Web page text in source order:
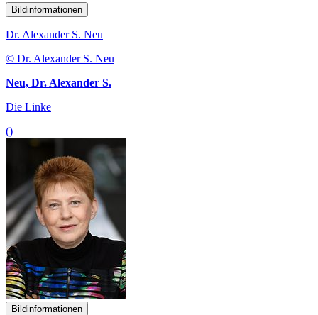
Bildinformationen
Dr. Alexander S. Neu
© Dr. Alexander S. Neu
Neu, Dr. Alexander S.
Die Linke
()
Bildinformationen